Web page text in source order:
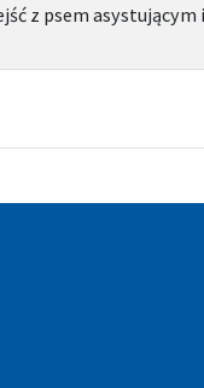
z psem